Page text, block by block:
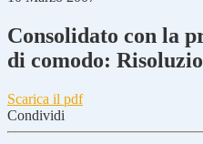
Consolidato con la
di comodo:
Scarica il pdf
Condividi